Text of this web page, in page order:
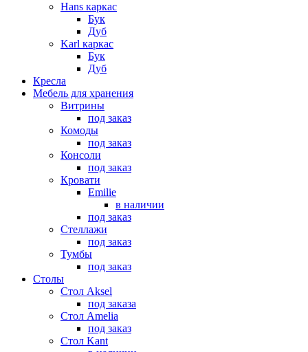
Hans каркас
Бук
Дуб
Karl каркас
Бук
Дуб
Кресла
Мебель для хранения
Витрины
под заказ
Комоды
под заказ
Консоли
под заказ
Кровати
Emilie
в наличии
под заказ
Стеллажи
под заказ
Тумбы
под заказ
Столы
Стол Aksel
под заказа
Стол Amelia
под заказ
Стол Kant